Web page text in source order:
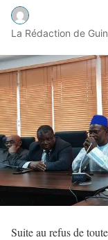
La Rédaction de
Suite au refus de